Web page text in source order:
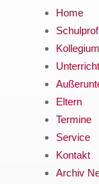
Home
Kollegium
Unterricht
Eltern
Termine
Service
Kontakt
Archiv